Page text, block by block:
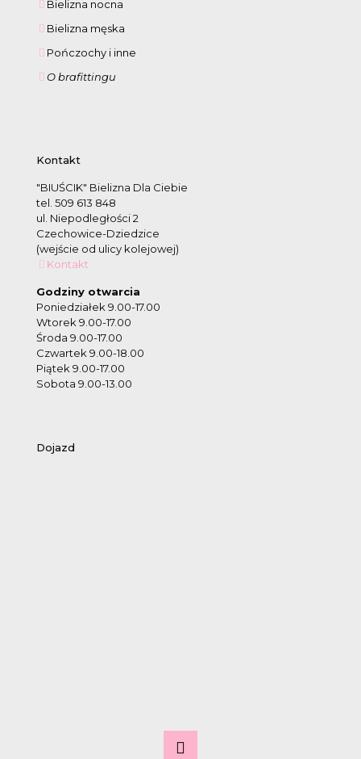
Bielizna nocna
Bielizna męska
Pończochy i inne
O brafittingu
Kontakt
"BIUŚCIK" Bielizna Dla Ciebie
tel. 509 613 848
ul. Niepodległości 2
Czechowice-Dziedzice
(wejście od ulicy kolejowej)
Kontakt
Godziny otwarcia
Poniedziałek 9.00-17.00
Wtorek 9.00-17.00
Środa 9.00-17.00
Czwartek 9.00-18.00
Piątek 9.00-17.00
Sobota 9.00-13.00
Dojazd